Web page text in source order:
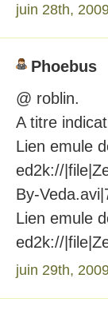
juin 28th,
Phoebus
@ roblin.
A titre
Lien emule
ed2k://
By-
Lien emule
ed2k://
juin 29th,